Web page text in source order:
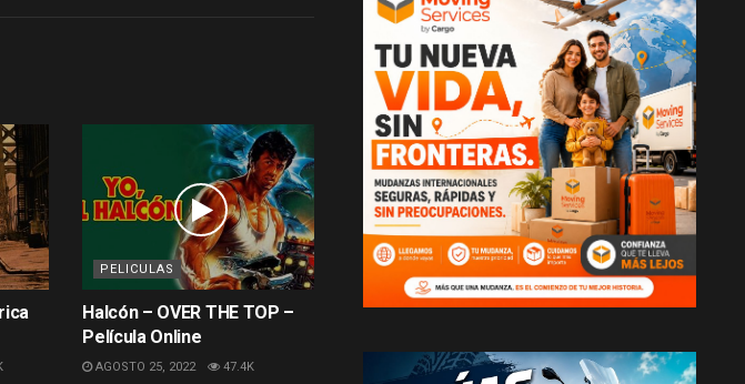
PELICULAS
Halcón – OVER THE TOP –
Película Online
AGOSTO 25, 2022 47.4K